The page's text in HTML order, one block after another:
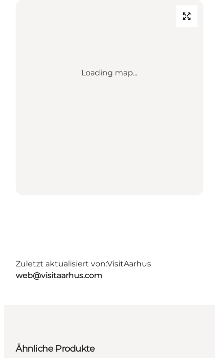
Loading map...
Zuletzt aktualisiert von:VisitAarhus
web@visitaarhus.com
Ähnliche Produkte